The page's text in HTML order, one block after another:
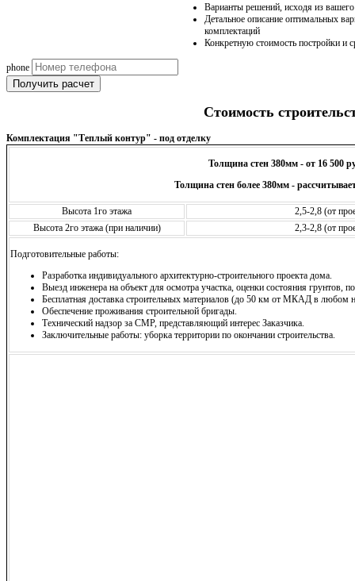
Варианты решений, исходя из
Детальное описание оптимальных
комплектаций
Конкретную стоимость постройки и
phone
Получить расчет
Стоимость
Комплектация "Теплый контур" - под отделку
Толщина стен 380мм - от 16 500
Толщина стен более 380мм -
Высота 1го этажа
2,5-2,8 (от
Высота 2го этажа (при наличии)
2,3-2,8 (от
Подготовительные работы:
Разработка индивидуального архитектурно-строительного проекта дома.
Выезд инженера на объект для осмотра участка, оценки состояния грунтов,
Бесплатная доставка строительных материалов (до 50 км от МКАД в любом
Обеспечение проживания строительной бригады.
Технический надзор за СМР, представляющий интерес Заказчика.
Заключительные работы: уборка территории по окончании строительства.